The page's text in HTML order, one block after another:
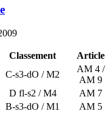
Classement
Article
C-s3-dO / M2
AM 4 /
AM 9
D fl-s2 / M4
AM 7
B-s3-dO / M1
AM 5